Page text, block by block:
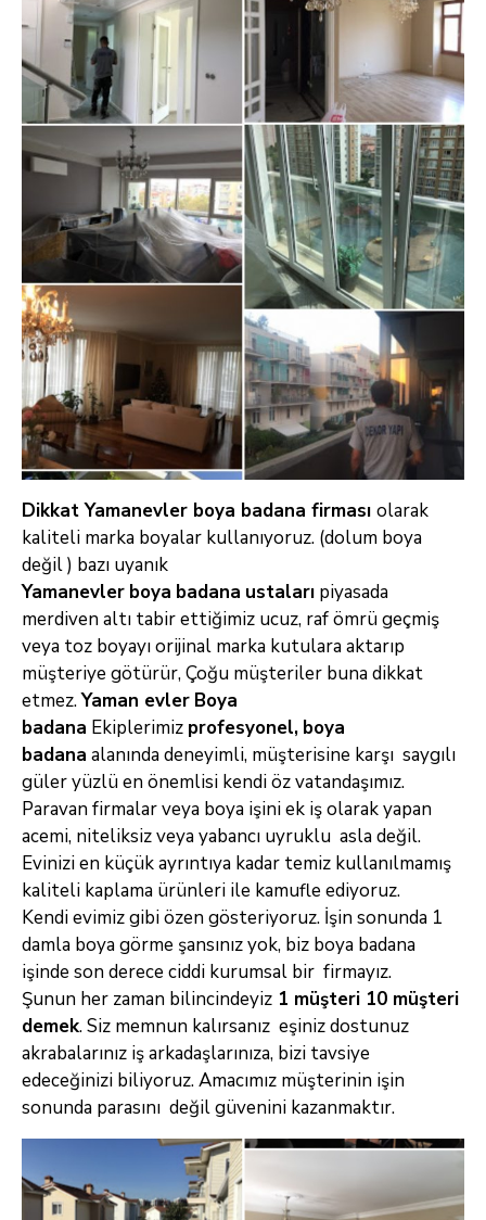
Dikkat Yamanevler boya badana firması olarak
kaliteli marka boyalar kullanıyoruz. (dolum boya
değil ) bazı uyanık
Yamanevler boya badana ustaları piyasada
merdiven altı tabir ettiğimiz ucuz, raf ömrü geçmiş
veya toz boyayı orijinal marka kutulara aktarıp
müşteriye götürür, Çoğu müşteriler buna dikkat
etmez.Yaman evler Boya
badana Ekiplerimiz profesyonel, boya
badana alanındadeneyimli, müşterisine karşı saygılı
güler yüzlü en önemlisi kendi öz vatandaşımız.
Paravan firmalar veya boya işini ek iş olarak yapan
acemi, niteliksiz veya yabancı uyruklu asla değil.
Evinizi en küçük ayrıntıya kadar temiz kullanılmamış
kaliteli kaplama ürünleri ile kamufle ediyoruz.
Kendievimiz gibi özen gösteriyoruz. İşin sonunda 1
damla boya görme şansınız yok, biz boya badana
işinde son derece ciddi kurumsal bir firmayız.
Şunun her zaman bilincindeyiz 1 müşteri 10 müşteri
demek. Siz memnun kalırsanız eşiniz dostunuz
akrabalarınız iş arkadaşlarınıza, bizi tavsiye
edeceğinizi biliyoruz. Amacımız müşterinin işin
sonunda parasını değil güvenini kazanmaktır.